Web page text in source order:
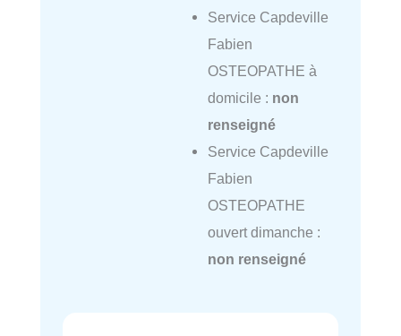
Service Capdeville
Fabien
OSTEOPATHE à
domicile : non
renseigné
Service Capdeville
Fabien
OSTEOPATHE
ouvert dimanche :
non renseigné